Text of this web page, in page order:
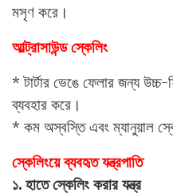
মসৃণ করে।
আল্ট্রাসাউন্ড স্কেলিং
* টার্টার ভেঙে ফেলার জন্য
ব্যবহার করে।
* কম অস্বস্তি এবং ম্যানুয়াল
স্কেলিংয়ে ব্যবহৃত যন্ত্রপাতি
১. হাতে স্কেলিং করার যন্ত্র